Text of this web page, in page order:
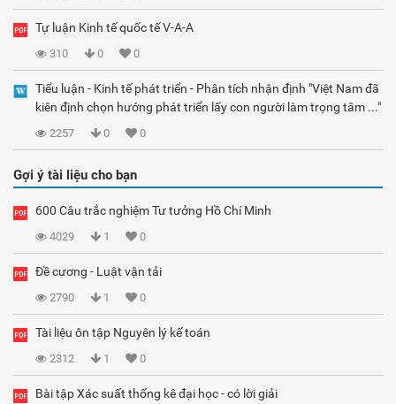
Tự luận Kinh tế quốc tế V-A-A
310 0 0
Tiểu luận - Kinh tế phát triển - Phân tích nhận định "Việt Nam đã
kiên định chọn hướng phát triển lấy con người làm trọng tâm ..."
2257 0 0
Gợi ý tài liệu cho bạn
600 Câu trắc nghiệm Tư tưởng Hồ Chí Minh
4029 1 0
Đề cương - Luật vận tải
2790 1 0
Tài liệu ôn tập Nguyên lý kế toán
2312 1 0
Bài tập Xác suất thống kê đại học - có lời giải